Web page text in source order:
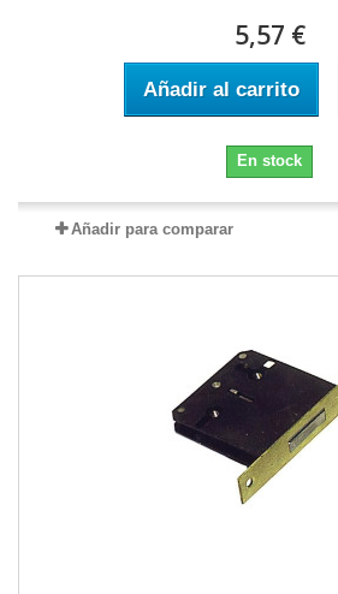
5,57 €
Añadir al carrito
En stock
Añadir para comparar